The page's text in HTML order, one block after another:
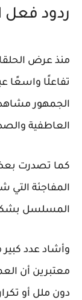
ردود فعل
منذ عرض
تفاعلًا واسعًا
الجمهور
العاطفية
كما تصدرت
المفاجئة التي
المسلسل
وأشاد عدد كبير
معتبرين أن
دون ملل أو